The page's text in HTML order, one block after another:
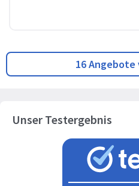
16
Unser Testergebnis